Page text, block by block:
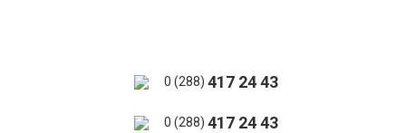
0 (288) 417 24 43
0 (288) 417 24 43